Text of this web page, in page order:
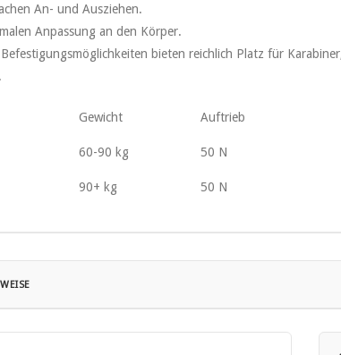
An- und Ausziehen.
Anpassung an den Körper.
bieten reichlich Platz für
Gewicht Auftrieb
60-90 kg 50 N
90+ kg 50 N